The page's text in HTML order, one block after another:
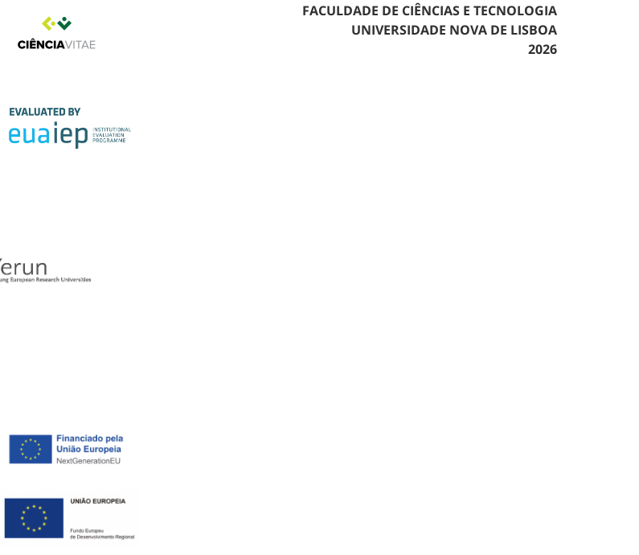
FACULDADE DE CIÊNCIAS E TECNOLOGIA
UNIVERSIDADE NOVA DE LISBOA
2026